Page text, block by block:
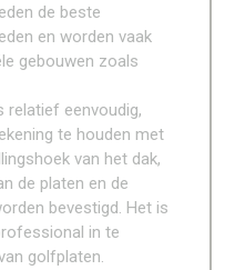
de beste
en worden vaak
gebouwen zoals
relatief eenvoudig,
te houden met
van het dak,
de platen en de
bevestigd. Het is
in te
golfplaten.